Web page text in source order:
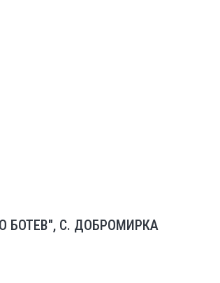
БОТЕВ", С. ДОБРОМИРКА